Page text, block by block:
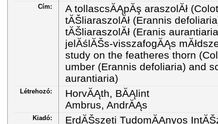
Cím:
A tollascsĂĄpĂş araszolĂł
tĂŠliaraszolĂł (Erannis
tĂŠliaraszolĂł (Eranis
jelĂślĂŠs-visszafogĂĄs
study on the featheres thorn
umber (Erannis defoliaria) and
aurantiaria)
Létrehozó:
HorvĂĄth, BĂĄlint
Ambrus, AndrĂĄs
Kiadó: ErdĂŠszeti TudomĂĄnyos